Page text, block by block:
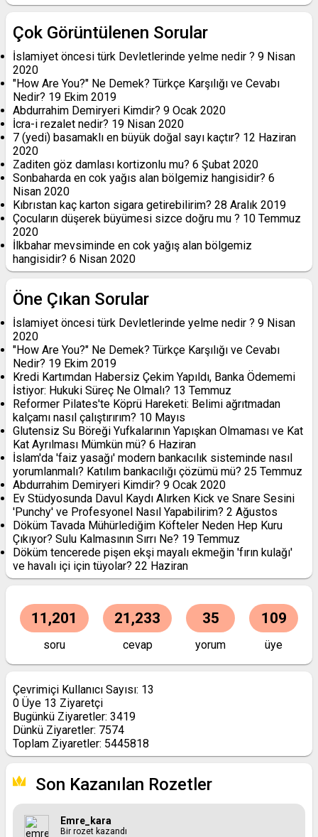
Çok Görüntülenen Sorular
İslamiyet öncesi türk Devletlerinde yelme nedir ? 9 Nisan
2020
"How Are You?" Ne Demek? Türkçe Karşılığı ve Cevabı
Nedir? 19 Ekim 2019
Abdurrahim Demiryeri Kimdir? 9 Ocak 2020
İcra-i rezalet nedir? 19 Nisan 2020
7 (yedi) basamaklı en büyük doğal sayı kaçtır? 12 Haziran
2020
Zaditen göz damlası kortizonlu mu? 6 Şubat 2020
Sonbaharda en cok yağıs alan bölgemiz hangisidir? 6
Nisan 2020
Kıbrıstan kaç karton sigara getirebilirim? 28 Aralık 2019
Çocuların düşerek büyümesi sizce doğru mu ? 10 Temmuz
2020
İlkbahar mevsiminde en cok yağış alan bölgemiz
hangisidir? 6 Nisan 2020
Öne Çıkan Sorular
İslamiyet öncesi türk Devletlerinde yelme nedir ? 9 Nisan
2020
"How Are You?" Ne Demek? Türkçe Karşılığı ve Cevabı
Nedir? 19 Ekim 2019
Kredi Kartımdan Habersiz Çekim Yapıldı, Banka Ödememi
İstiyor: Hukuki Süreç Ne Olmalı? 13 Temmuz
Reformer Pilates'te Köprü Hareketi: Belimi ağrıtmadan
kalçamı nasıl çalıştırırım? 10 Mayıs
Glutensiz Su Böreği Yufkalarının Yapışkan Olmaması ve Kat
Kat Ayrılması Mümkün mü? 6 Haziran
İslam'da 'faiz yasağı' modern bankacılık sisteminde nasıl
yorumlanmalı? Katılım bankacılığı çözümü mü? 25 Temmuz
Abdurrahim Demiryeri Kimdir? 9 Ocak 2020
Ev Stüdyosunda Davul Kaydı Alırken Kick ve Snare Sesini
'Punchy' ve Profesyonel Nasıl Yapabilirim? 2 Ağustos
Döküm Tavada Mühürlediğim Köfteler Neden Hep Kuru
Çıkıyor? Sulu Kalmasının Sırrı Ne? 19 Temmuz
Döküm tencerede pişen ekşi mayalı ekmeğin 'fırın kulağı'
ve havalı içi için tüyolar? 22 Haziran
11,201
soru
21,233
cevap
35
yorum
109
üye
Çevrimiçi Kullanıcı Sayısı: 13
0 Üye 13 Ziyaretçi
Bugünkü Ziyaretler: 3419
Dünkü Ziyaretler: 7574
Toplam Ziyaretler: 5445818
Son Kazanılan Rozetler
Emre_kara
Bir rozet kazandı